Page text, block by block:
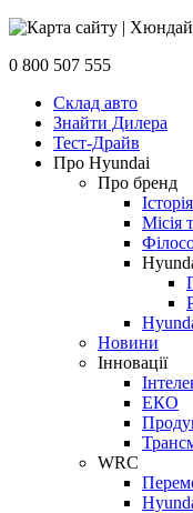
0 800 507 555
Склад авто
Знайти Дилера
Тест-Драйв
Про Hyundai
Про бренд
Історія
Місія
Новини
Інновації
ЕКО
WRC